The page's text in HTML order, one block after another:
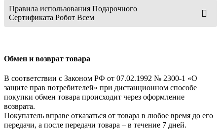
Правила использования Подарочного
Сертификата Робот Всем
Обмен и возврат товара
В соответствии с Законом РФ от 07.02.1992 № 2300-1 «О
защите прав потребителей» при дистанционном способе
покупки обмен товара происходит через оформление
возврата.
Покупатель вправе отказаться от товара в любое время до его
передачи, а после передачи товара – в течение 7 дней.